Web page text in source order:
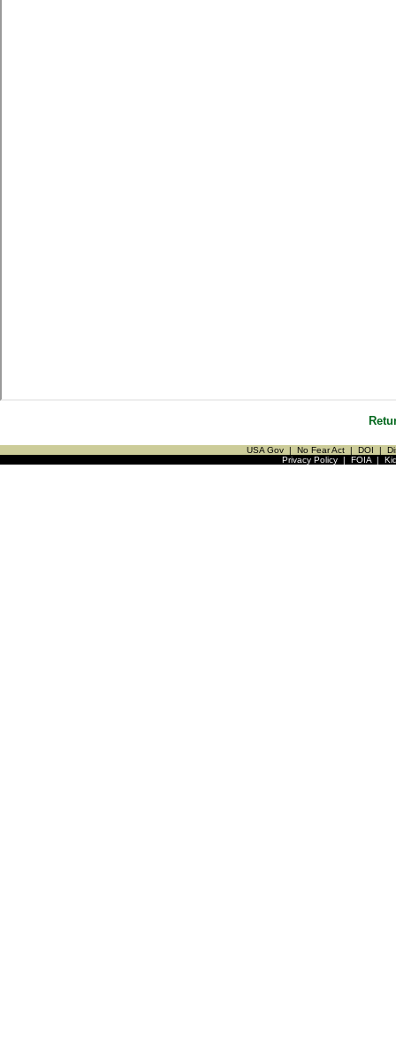
USA Gov | No Fear Act | DOI |
Privacy Policy| FOIA|